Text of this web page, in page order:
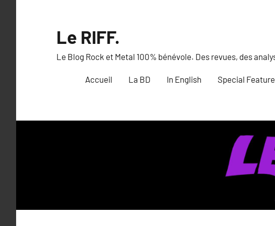
Le RIFF.
Le Blog Rock et Metal 100% bénévole. Des revues, des
Accueil La BD In English Special